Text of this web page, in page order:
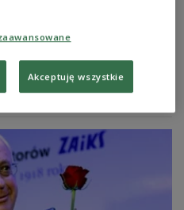
dziesiątki lat gościły na
Warszawa MUZYKA
Akceptuję wszystkie